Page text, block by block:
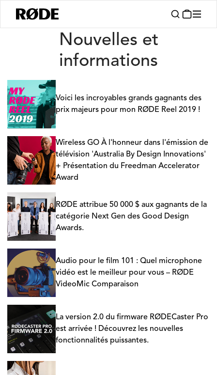
Nouvelles
Nouvelles et
informations
Voici les incroyables grands gagnants des
prix majeurs pour mon RØDE Reel 2019 !
Wireless GO À l'honneur dans l'émission de
télévision 'Australia By Design Innovations'
+ Présentation du Freedman Accelerator
Award
RØDE attribue 50 000 $ aux gagnants de la
catégorie Next Gen des Good Design
Awards.
Audio pour le film 101 : Quel microphone
vidéo est le meilleur pour vous – RØDE
VideoMic Comparaison
La version 2.0 du firmware RØDECaster Pro
est arrivée ! Découvrez les nouvelles
fonctionnalités puissantes.